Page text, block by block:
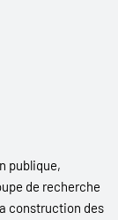
publique,
de recherche
construction des